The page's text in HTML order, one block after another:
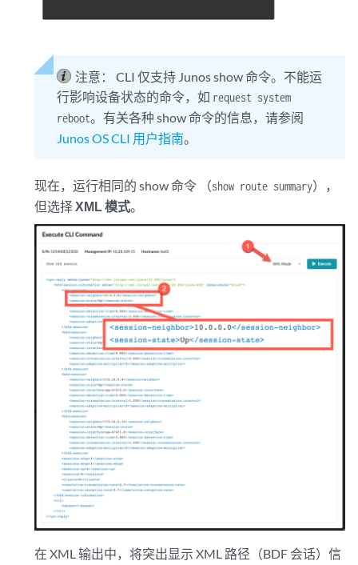
注意：
CLI 仅支持 Junos show 命令。不能运
行影响设备状态的命令，如 request system
reboot。有关各种 show 命令的信息，请参阅
Junos OS CLI 用户指南。
现在，运行相同的 show 命令 （show route summary），
但选择XML 模式。
在 XML 输出中，将突出显示 XML 路径（BDF 会话）信